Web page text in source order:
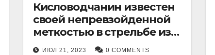
Кисловодчанин известен
своей непревзойденной
меткостью в стрельбе из
лука, и его успехи
ИЮЛ 21, 2023 0 COMMENTS